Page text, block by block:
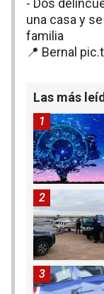
- Dos
una casa y
familia
📍 Bernal
Las más
1
2
3